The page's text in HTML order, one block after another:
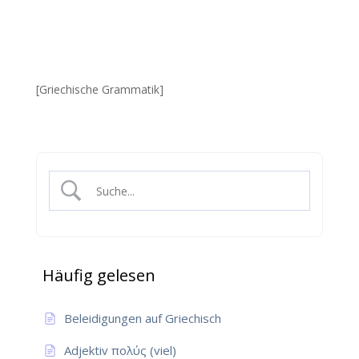
[Griechische Grammatik]
Häufig gelesen
Beleidigungen auf Griechisch
Adjektiv πολύς (viel)